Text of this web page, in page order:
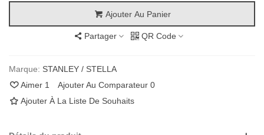
Ajouter Au Panier
Partager QR Code
Marque: STANLEY / STELLA
Aimer 1 Ajouter Au Comparateur 0
Ajouter À La Liste De Souhaits